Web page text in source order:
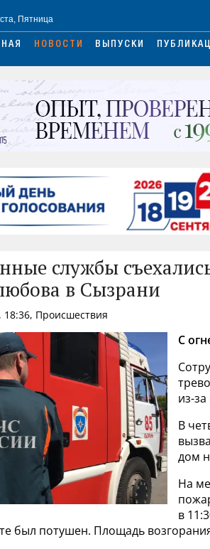
Пятница
НОВОСТИ ВЫПУСКИ
службы
в Сызрани
18:36, Происшествия
С
из-
В
дом
На
в
был потушен. Площадь